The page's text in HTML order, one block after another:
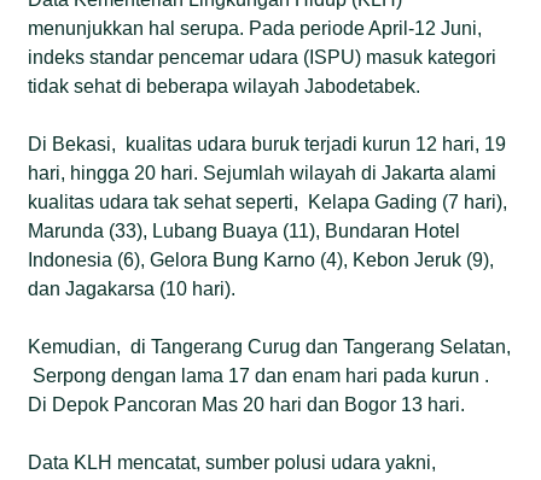
menunjukkan hal serupa. Pada periode April-12 Juni,
indeks standar pencemar udara (ISPU) masuk kategori
tidak sehat di beberapa wilayah Jabodetabek.
Di Bekasi, kualitas udara buruk terjadi kurun 12 hari, 19
hari, hingga 20 hari. Sejumlah wilayah di Jakarta alami
kualitas udara tak sehat seperti, Kelapa Gading (7 hari),
Marunda (33), Lubang Buaya (11), Bundaran Hotel
Indonesia (6), Gelora Bung Karno (4), Kebon Jeruk (9),
dan Jagakarsa (10 hari).
Kemudian, di Tangerang Curug dan Tangerang Selatan,
Serpong dengan lama 17 dan enam hari pada kurun .
Di Depok Pancoran Mas 20 hari dan Bogor 13 hari.
Data KLH mencatat, sumber polusi udara yakni,